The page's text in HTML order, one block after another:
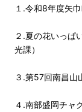
１.令和8年度矢
２.夏の花いっぱ
光課）
３.第57回南昌山
４.南部盛岡チャ